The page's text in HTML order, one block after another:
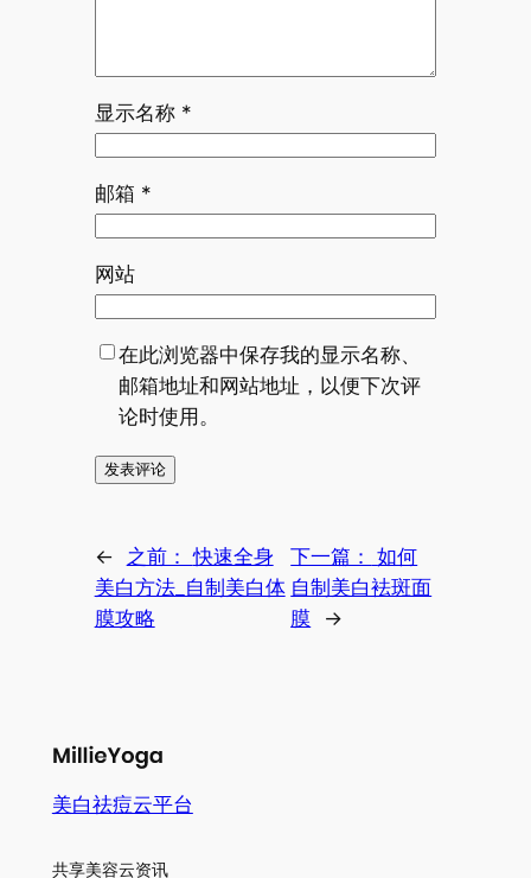
显示名称 *
邮箱 *
网站
在此浏览器中保存我的显示名称、
邮箱地址和网站地址，以便下次评
论时使用。
← 之前：快速全身
美白方法_自制美白体
膜攻略
下一篇：
如何
自制美白袪斑面
膜
→
美白祛痘云平台
共享美容云资讯